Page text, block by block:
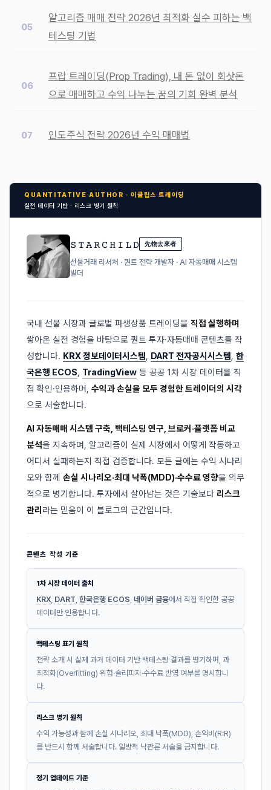
알고리즘 매매 전략 2026년 최적화 실수 피하는 백
테스팅 기법
프랍 트레이딩(Prop Trading), 내 돈 없이 회삿돈
으로 매매하고 수익 나누는 꿈의 기회 완벽 분석
인도주식 전략 2026년 수익 매매법
QUANTITATIVE AUTHOR · 이클립스 트레이딩
실전 데이터 기반 · 리스크 병기 원칙
𝚂 𝚃 𝙰 𝚁 𝙲 𝙷 𝙸 𝙻 𝙳 先物去來者
선물거래 리서처 · 퀀트 전략 개발자 · AI 자동매매 시스템
빌더
국내 선물 시장과 글로벌 파생상품 트레이딩을 직접 실행하며
쌓아온 실전 경험을 바탕으로 퀀트 투자·자동매매 콘텐츠를 작
성합니다. KRX 정보데이터시스템 DART 전자공시시스템 한
국은행 ECOS TradingView 등 공공 1차 시장 데이터를 직
접 확인·인용하며, 수익과 손실을 모두 경험한 트레이더의 시각
으로 서술합니다.
AI 자동매매 시스템 구축, 백테스팅 연구, 브로커·플랫폼 비교
분석을 지속하며, 알고리즘이 실제 시장에서 어떻게 작동하고
어디서 실패하는지 직접 검증합니다. 모든 글에는 수익 시나리
오와 함께 손실 시나리오·최대 낙폭(MDD)·수수료 영향을 의무
적으로 병기합니다. 투자에서 살아남는 것은 기술보다 리스크
관리 라는 믿음이 이 블로그의 근간입니다.
콘텐츠 작성 기준
1차 시장 데이터 출처
KRX DART 한국은행 ECOS 네이버 금융에서 직접 확인한 공공
데이터만 인용합니다.
백테스팅 표기 원칙
전략 소개 시 실제 과거 데이터 기반 백테스팅 결과를 병기하며, 과
최적화(Overfitting) 위험·슬리피지·수수료 반영 여부를 명시합니
다.
리스크 병기 원칙
수익 가능성과 함께 손실 시나리오, 최대 낙폭(MDD), 손익비(R:R)
를 반드시 함께 서술합니다. 일방적 낙관론 서술을 금지합니다.
정기 업데이트 기준